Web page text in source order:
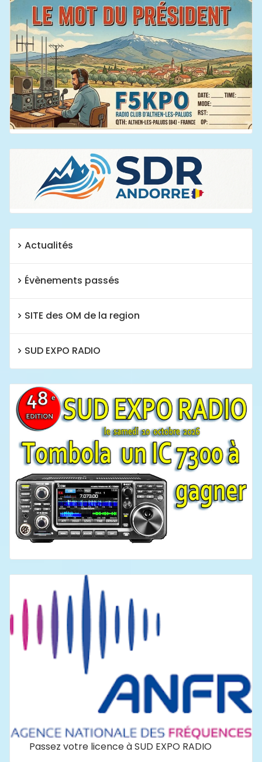
Actualités
Évènements passés
SITE des OM de la region
SUD EXPO RADIO
Passez votre licence à SUD EXPO RADIO